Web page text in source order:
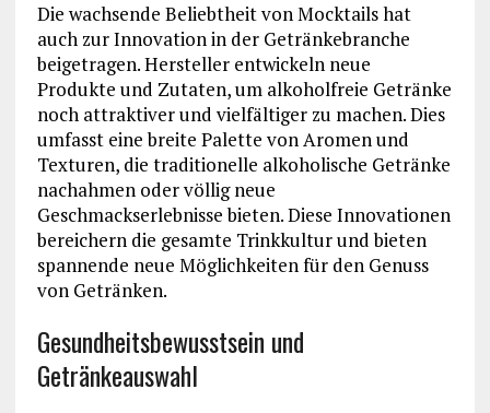
Die wachsende Beliebtheit von Mocktails hat
auch zur Innovation in der Getränkebranche
beigetragen. Hersteller entwickeln neue
Produkte und Zutaten, um alkoholfreie Getränke
noch attraktiver und vielfältiger zu machen. Dies
umfasst eine breite Palette von Aromen und
Texturen, die traditionelle alkoholische Getränke
nachahmen oder völlig neue
Geschmackserlebnisse bieten. Diese Innovationen
bereichern die gesamte Trinkkultur und bieten
spannende neue Möglichkeiten für den Genuss
von Getränken.
Gesundheitsbewusstsein und
Getränkeauswahl